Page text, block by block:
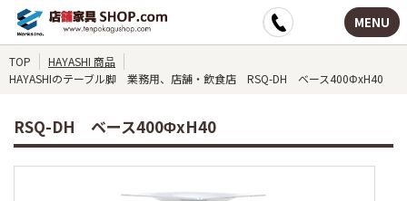
MENU
TOP
HAYASHI 商品
HAYASHIのテーブル脚 業務用、店舗・飲食店 RSQ-DH ベース400ΦxH40
RSQ-DH ベース400ΦxH40